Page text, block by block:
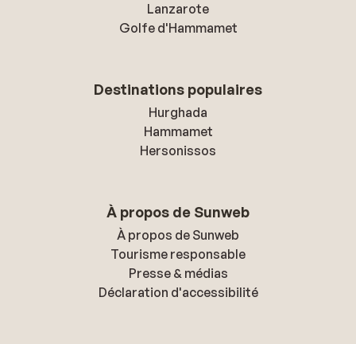
Lanzarote
Golfe d'Hammamet
Destinations populaires
Hurghada
Hammamet
Hersonissos
À propos de Sunweb
À propos de Sunweb
Tourisme responsable
Presse & médias
Déclaration d'accessibilité